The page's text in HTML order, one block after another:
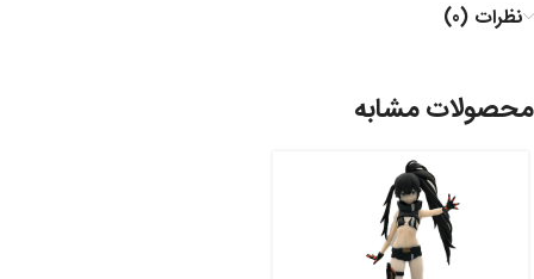
نظرات (0)
محصولات مشابه